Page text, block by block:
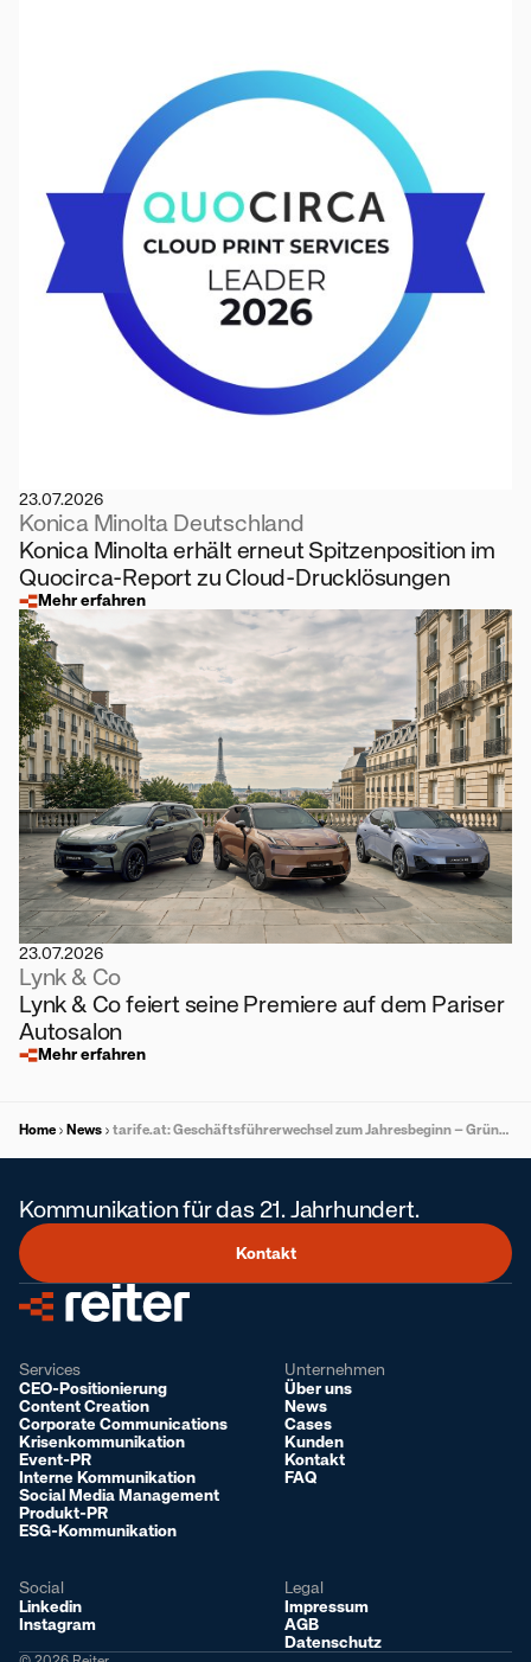
23.07.2026
Konica Minolta Deutschland
Konica Minolta erhält erneut Spitzenposition im
Quocirca-Report zu Cloud-Drucklösungen
Mehr erfahren
23.07.2026
Lynk & Co
Lynk & Co feiert seine Premiere auf dem Pariser
Autosalon
Mehr erfahren
Home News tarife.at: Geschäftsführerwechsel zum Jahresbeginn – Gründer Maximilian Schirmer übergibt an Michael Kreil
Kommunikation für das 21. Jahrhundert.
Kontakt
Services
CEO-Positionierung
Content Creation
Corporate Communications
Krisenkommunikation
Event-PR
Interne Kommunikation
Social Media Management
Produkt-PR
ESG-Kommunikation
Unternehmen
Über uns
News
Cases
Kunden
Kontakt
FAQ
Social
Linkedin
Instagram
Legal
Impressum
AGB
Datenschutz